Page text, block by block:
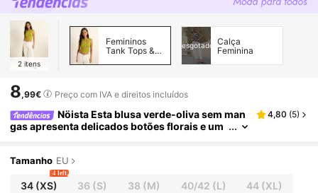
2 itens
Femininos
Tank Tops &
esgotado
Calça
Feminina
8,99€ Preço com IVA e direitos incluídos
Nöista Esta blusa verde-oliva sem man
gas apresenta delicados botões florais e um
usar em camadas com roupas de festa, para a vol
ta às aulas ou para compor looks femininos fofos
de primavera e outono.
4,80 (5)
Tamanho EU
34(XS)
4 left
36 (S) 38 (M) 40/42 (L) 44 (XL)